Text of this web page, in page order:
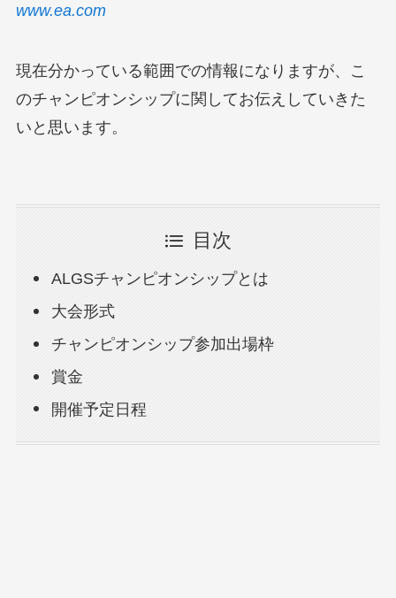
www.ea.com
現在分かっている範囲での情報になりますが、こ
のチャンピオンシップに関してお伝えしていきた
いと思います。
目次
ALGSチャンピオンシップとは
大会形式
チャンピオンシップ参加出場枠
賞金
開催予定日程